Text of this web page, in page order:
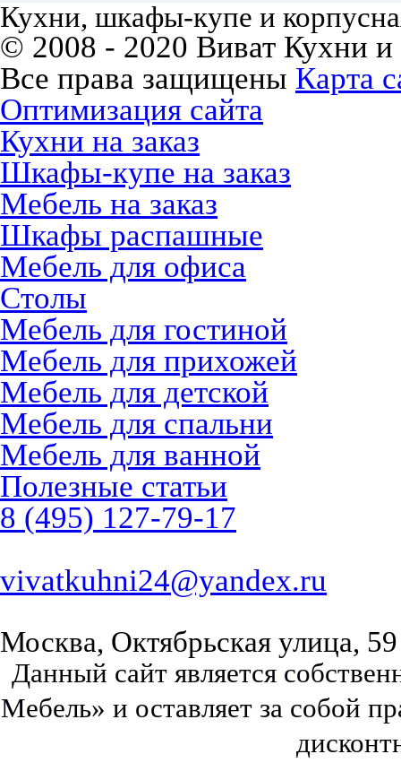
Кухни, шкафы-купе и
© 2008 - 2020 Виват Кухни
Все права защищены Карта
Оптимизация сайта
Кухни на заказ
Шкафы-купе на заказ
Мебель на заказ
Шкафы распашные
Мебель для офиса
Столы
Мебель для гостиной
Мебель для прихожей
Мебель для детской
Мебель для спальни
Мебель для ванной
Полезные статьи
8 (495) 127-79-17
vivatkuhni24@yandex.ru
Москва, Октябрьская улица, 59
Данный сайт является
Мебель» и оставляет за собой